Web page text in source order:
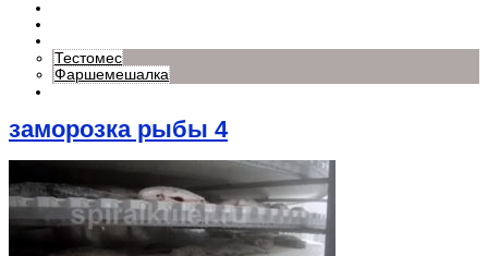
Тестомес
Фаршемешалка
заморозка рыбы 4